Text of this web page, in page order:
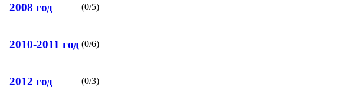
2008 год (0/5)
2010-2011 год (0/6)
2012 год (0/3)